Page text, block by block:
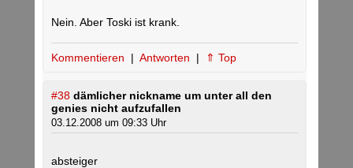
Nein. Aber Toski ist krank.
Kommentieren | Antworten | ⇑ Top
#38 dämlicher nickname um unter all den
genies nicht aufzufallen
03.12.2008 um 09:33 Uhr
absteiger